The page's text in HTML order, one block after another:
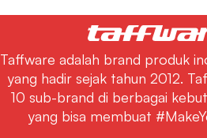
Taffware adalah brand produk
yang hadir sejak tahun 2012.
10 sub-brand di berbagai
yang bisa membuat